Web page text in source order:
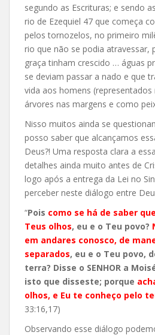
segundo as Escrituras; e sendo
rio de Ezequiel 47 que começa
pelos tornozelos, no primeiro
rio que não se podia atravessar,
graça tinham crescido … águas
se deviam passar a nado e que
vida aos homens
árvores nas margens e como
Nisso muitos ainda se
posso saber que alcançamos
Deus?! Uma resposta clara a
detalhes ainda muito antes de
logo após a entrega da Lei no
perceber neste diálogo entre
“Pois como se há de saber
Teus olhos, eu e o Teu povo?
em andares conosco, de
separados, eu e o Teu povo,
terra? Disse o SENHOR a
isto que disseste; porque
olhos, e Eu te conheço pelo
33:16,17)
Observando esse diálogo